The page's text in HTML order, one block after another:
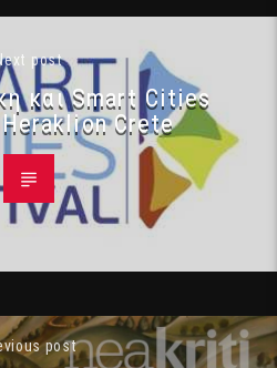
post
και Smart Cities
Crete
post